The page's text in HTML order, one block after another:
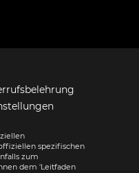
spezifischen
zum
dem 'Leitfaden